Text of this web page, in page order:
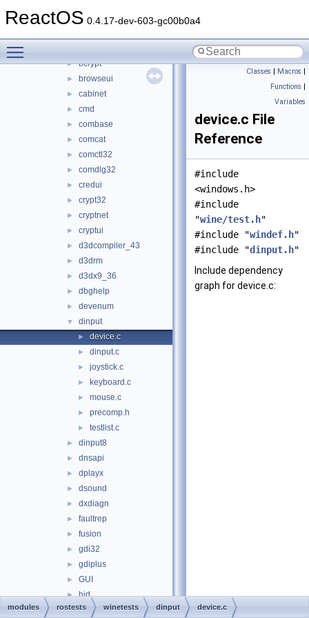
ReactOS 0.4.17-dev-603-gc00b0a4
► atl100
► bcrypt
► browseui
► cabinet
► cmd
► combase
► comcat
► comctl32
► comdlg32
► credui
► crypt32
► cryptnet
► cryptui
► d3dcompiler_43
► d3drm
► d3dx9_36
► dbghelp
► devenum
▼ dinput
► device.c
► dinput.c
► joystick.c
► keyboard.c
► mouse.c
► precomp.h
► testlist.c
► dinput8
► dnsapi
► dplayx
► dsound
► dxdiagn
► faultrep
► fusion
► gdi32
► gdiplus
► GUI
► hid
► hlink
Classes | Macros |
Functions |
Variables
device.c File
Reference
#include
<windows.h>
#include
"wine/test.h"
#include "windef.h"
#include "dinput.h"
Include dependency
graph for device.c:
modules rostests winetests dinput device.c